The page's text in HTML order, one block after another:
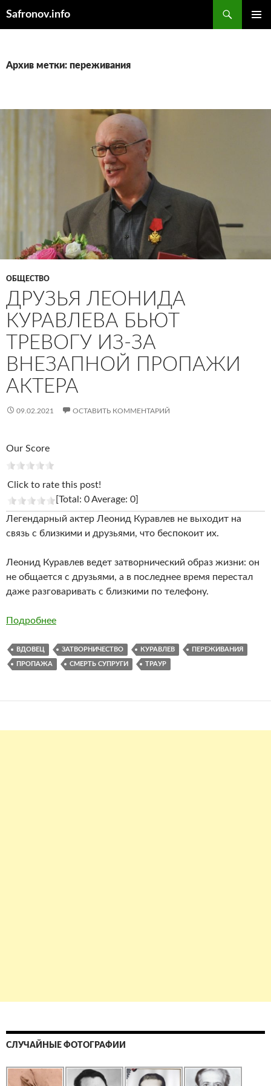
Safronov.info
Архив метки: переживания
ОБЩЕСТВО
ДРУЗЬЯ ЛЕОНИДА
КУРАВЛЕВА БЬЮТ
ТРЕВОГУ ИЗ-ЗА
ВНЕЗАПНОЙ ПРОПАЖИ
АКТЕРА
09.02.2021 ОСТАВИТЬ КОММЕНТАРИЙ
Our Score
Click to rate this post!
[Total: 0 Average: 0]
Легендарный актер Леонид Куравлев не выходит на
связь с близкими и друзьями, что беспокоит их.
Леонид Куравлев ведет затворнический образ жизни: он
не общается с друзьями, а в последнее время перестал
даже разговаривать с близкими по телефону.
Подробнее
ВДОВЕЦ ЗАТВОРНИЧЕСТВО КУРАВЛЕВ ПЕРЕЖИВАНИЯ
ПРОПАЖА СМЕРТЬ СУПРУГИ ТРАУР
СЛУЧАЙНЫЕ ФОТОГРАФИИ